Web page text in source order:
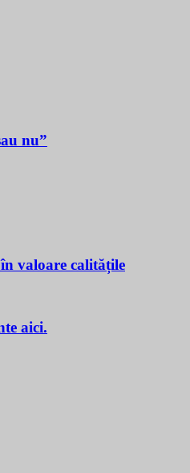
nu”
valoare calitățile
aici.